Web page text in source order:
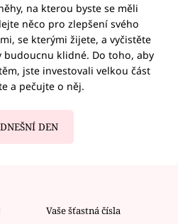
na kterou byste se měli
něco pro zlepšení svého
se kterými žijete, a vyčistěte
budoucnu klidné. Do toho, aby
jste investovali velkou část
a pečujte o něj.
DEN
Vaše šťastná čísla